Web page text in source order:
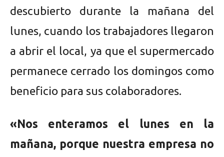
descubierto durante la mañana del
lunes, cuando los trabajadores llegaron
a abrir el local, ya que el supermercado
permanece cerrado los domingos como
beneficio para sus colaboradores.
«Nos enteramos el lunes en la
mañana, porque nuestra empresa no